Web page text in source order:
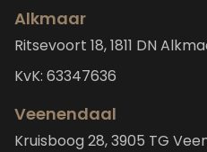
Alkmaar
Ritsevoort 18, 1811 DN
KvK: 63347636
Veenendaal
Kruisboog 28, 3905 TG